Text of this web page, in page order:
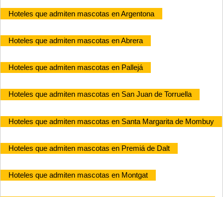
Hoteles que admiten mascotas en Argentona
Hoteles que admiten mascotas en Abrera
Hoteles que admiten mascotas en Pallejá
Hoteles que admiten mascotas en San Juan de Torruella
Hoteles que admiten mascotas en Santa Margarita de Mombuy
Hoteles que admiten mascotas en Premiá de Dalt
Hoteles que admiten mascotas en Montgat